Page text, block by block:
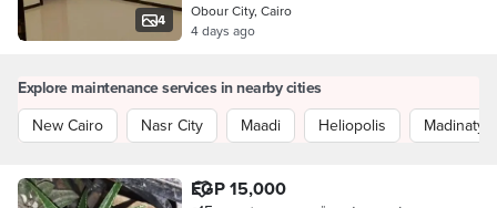
4
Obour City, Cairo
4 days ago
Explore maintenance services in nearby cities
New Cairo
Nasr City Maadi Heliopolis Madinaty
EGP 15,000